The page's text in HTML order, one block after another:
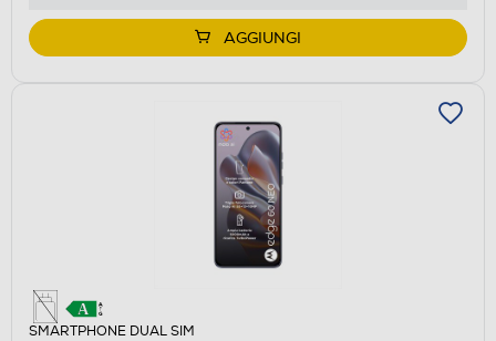
AGGIUNGI
SMARTPHONE DUAL SIM